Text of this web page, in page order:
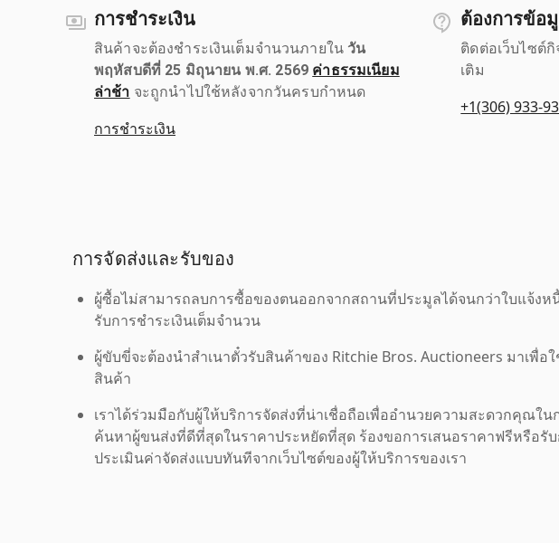
การชำระเงิน
สินค้าจะต้องชำระเงินเต็มจำนวนภายใน วัน
พฤหัสบดีที่ 25 มิถุนายน พ.ศ. 2569 ค่าธรรมเนียม
ล่าช้า จะถูกนำไปใช้หลังจากวันครบกำหนด
การชำระเงิน
ต้องการข้อ
ติดต่อเว็บไซต์
เติม
+1(306) 933-
การจัดส่งและรับของ
ผู้ซื้อไม่สามารถลบการซื้อของตนออกจากสถานที่ประมูลได้จนกว่าใบแจ้งห
รับการชำระเงินเต็มจำนวน
ผู้ขับขี่จะต้องนำสำเนาตั๋วรับสินค้าของ Ritchie Bros. Auctioneers มาเพื่อ
สินค้า
เราได้ร่วมมือกับผู้ให้บริการจัดส่งที่น่าเชื่อถือเพื่ออำนวยความสะดวกคุณใน
ค้นหาผู้ขนส่งที่ดีที่สุดในราคาประหยัดที่สุด ร้องขอการเสนอราคาฟรีหรือรั
ประเมินค่าจัดส่งแบบทันทีจากเว็บไซต์ของผู้ให้บริการของเรา